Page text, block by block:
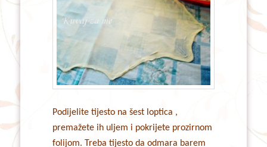
Podijelite tijesto na šest loptica ,
premažete ih uljem i pokrijete prozirnom
folijom. Treba tijesto da odmara barem